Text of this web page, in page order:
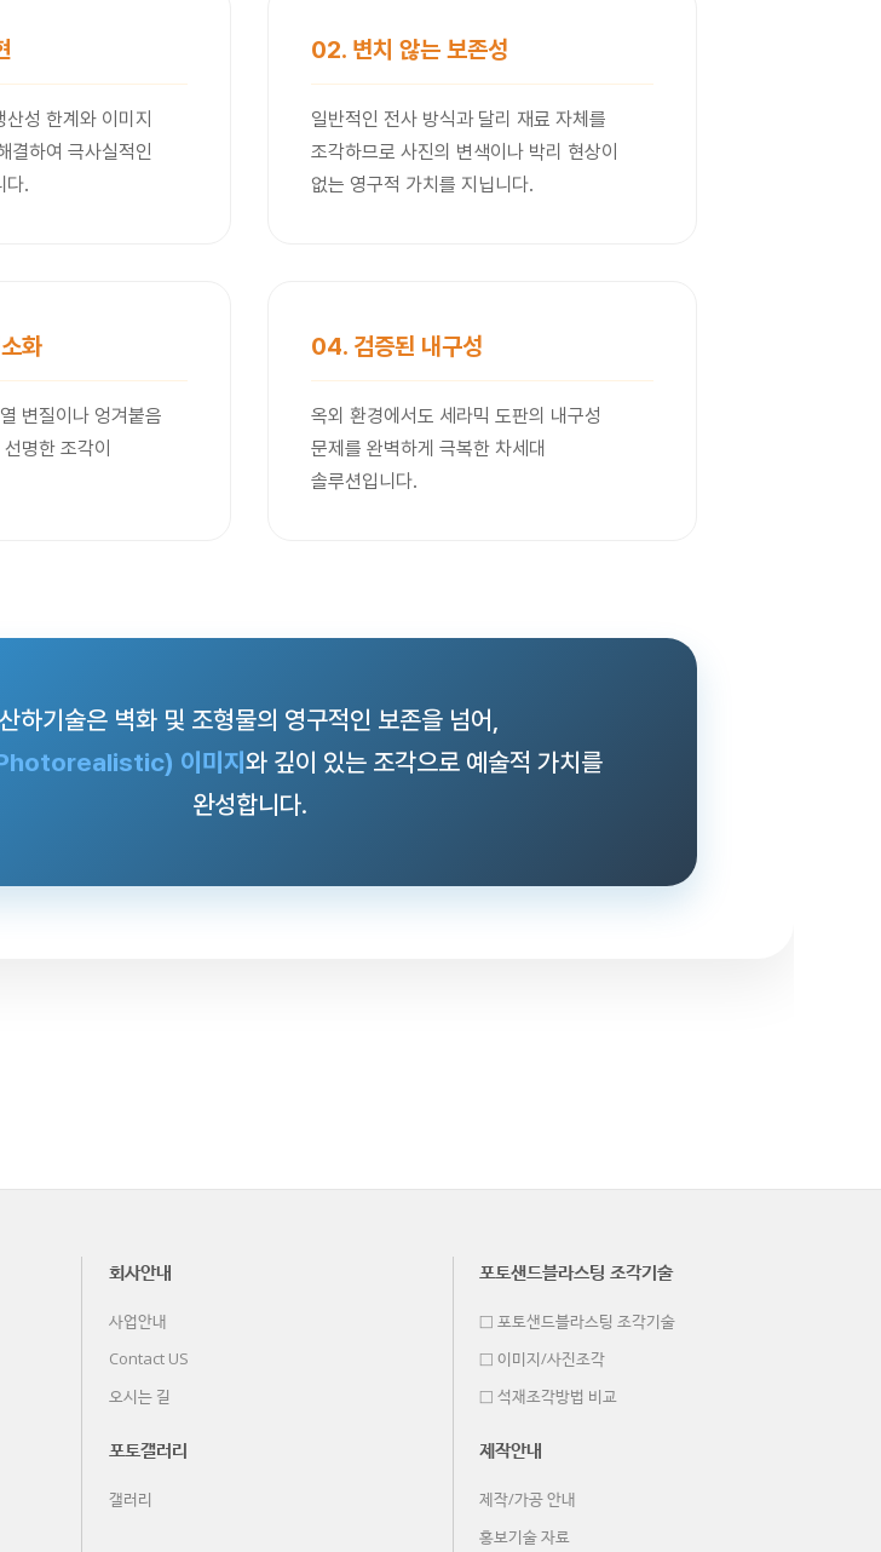
성 한계와 이미지
결하여 극사실적인
다.
02. 변치 않는 보존성
일반적인 전사 방식과 달리 재료 자체를
조각하므로 사진의 변색이나 박리 현상이
없는 영구적 가치를 지닙니다.
화
변질이나 엉겨붙음
명한 조각이
04. 검증된 내구성
옥외 환경에서도 세라믹 도판의 내구성
문제를 완벽하게 극복한 차세대
솔루션입니다.
산하기술은 벽화 및 조형물의 영구적인 보존을 넘어,
이미지 와 깊이 있는 조각으로 예술적 가치를
완성합니다.
회사안내
사업안내
Contact US
오시는 길
포토샌드블라스팅 조각기술
□ 포토샌드블라스팅 조각기술
□ 이미지/사진조각
□ 석재조각방법 비교
포토갤러리
갤러리
제작안내
제작/가공 안내
홍보기술 자료